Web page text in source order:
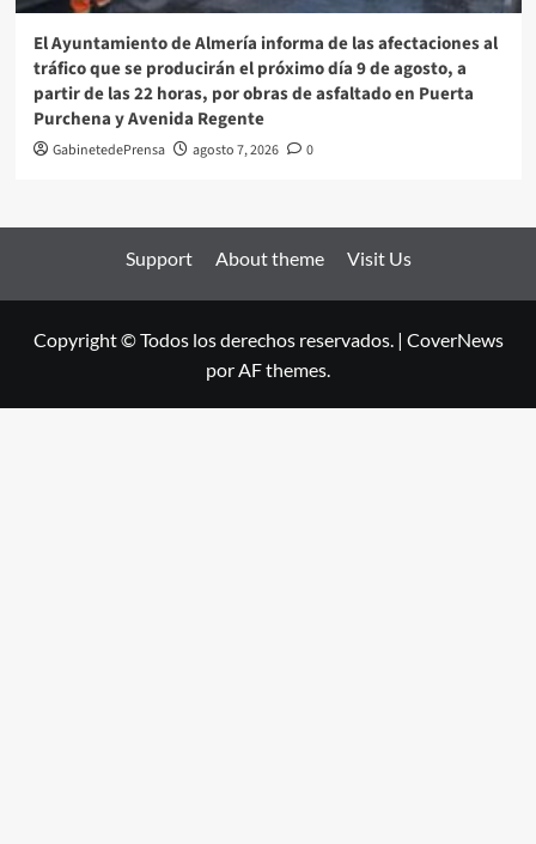
El Ayuntamiento de Almería informa de las afectaciones al
tráfico que se producirán el próximo día 9 de agosto, a
partir de las 22 horas, por obras de asfaltado en Puerta
Purchena y Avenida Regente
GabinetedePrensa agosto 7, 2026 0
Support About theme Visit Us
Copyright © Todos los derechos reservados. | CoverNews
por AF themes.